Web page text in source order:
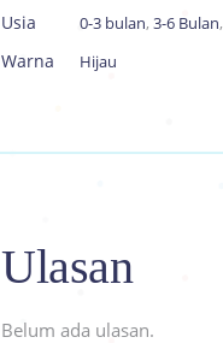
Usia 0-3 bulan, 3-6 Bulan,
Warna Hijau
Ulasan
Belum ada ulasan.